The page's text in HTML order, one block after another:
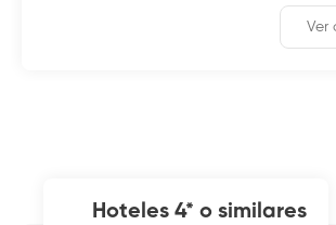
Ver
hoteles 4* o similares